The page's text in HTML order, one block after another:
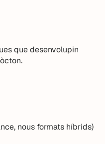
que desenvolupin
nous formats híbrids)